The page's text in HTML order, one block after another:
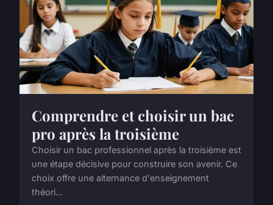
Comprendre et choisir un bac
pro après la troisième
Choisir un bac professionnel après la troisième est
une étape décisive pour construire son avenir. Ce
choix offre une alternance d'enseignement
théori...